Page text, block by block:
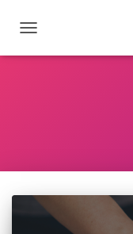
التنقل